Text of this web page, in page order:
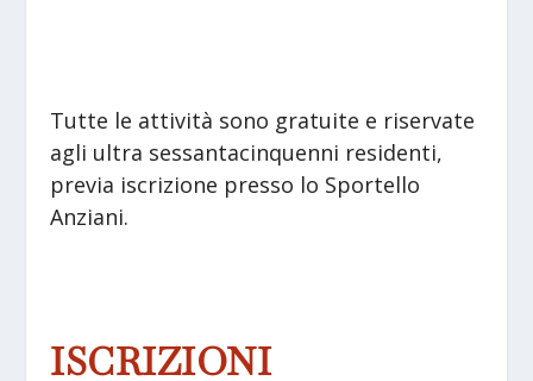
Tutte le attività sono gratuite e riservate
agli ultra sessantacinquenni residenti,
previa iscrizione presso lo Sportello
Anziani.
ISCRIZIONI